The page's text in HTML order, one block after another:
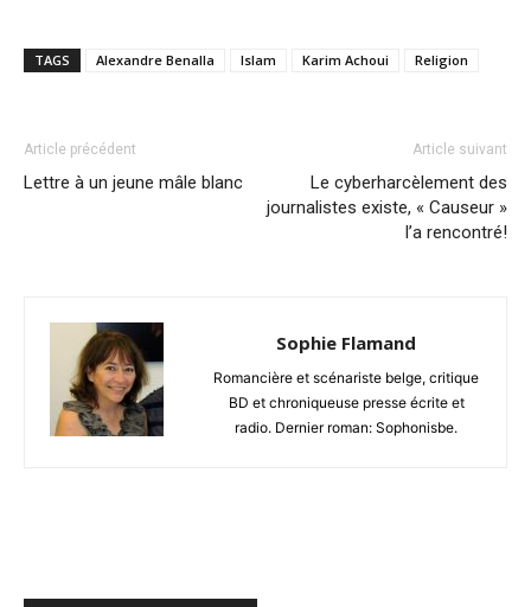
TAGS Alexandre Benalla Islam Karim Achoui Religion
Article précédent
Lettre à un jeune mâle blanc
Article suivant
Le cyberharcèlement des
journalistes existe, « Causeur »
l’a rencontré!
Sophie Flamand
Romancière et scénariste belge, critique
BD et chroniqueuse presse écrite et
radio. Dernier roman: Sophonisbe.